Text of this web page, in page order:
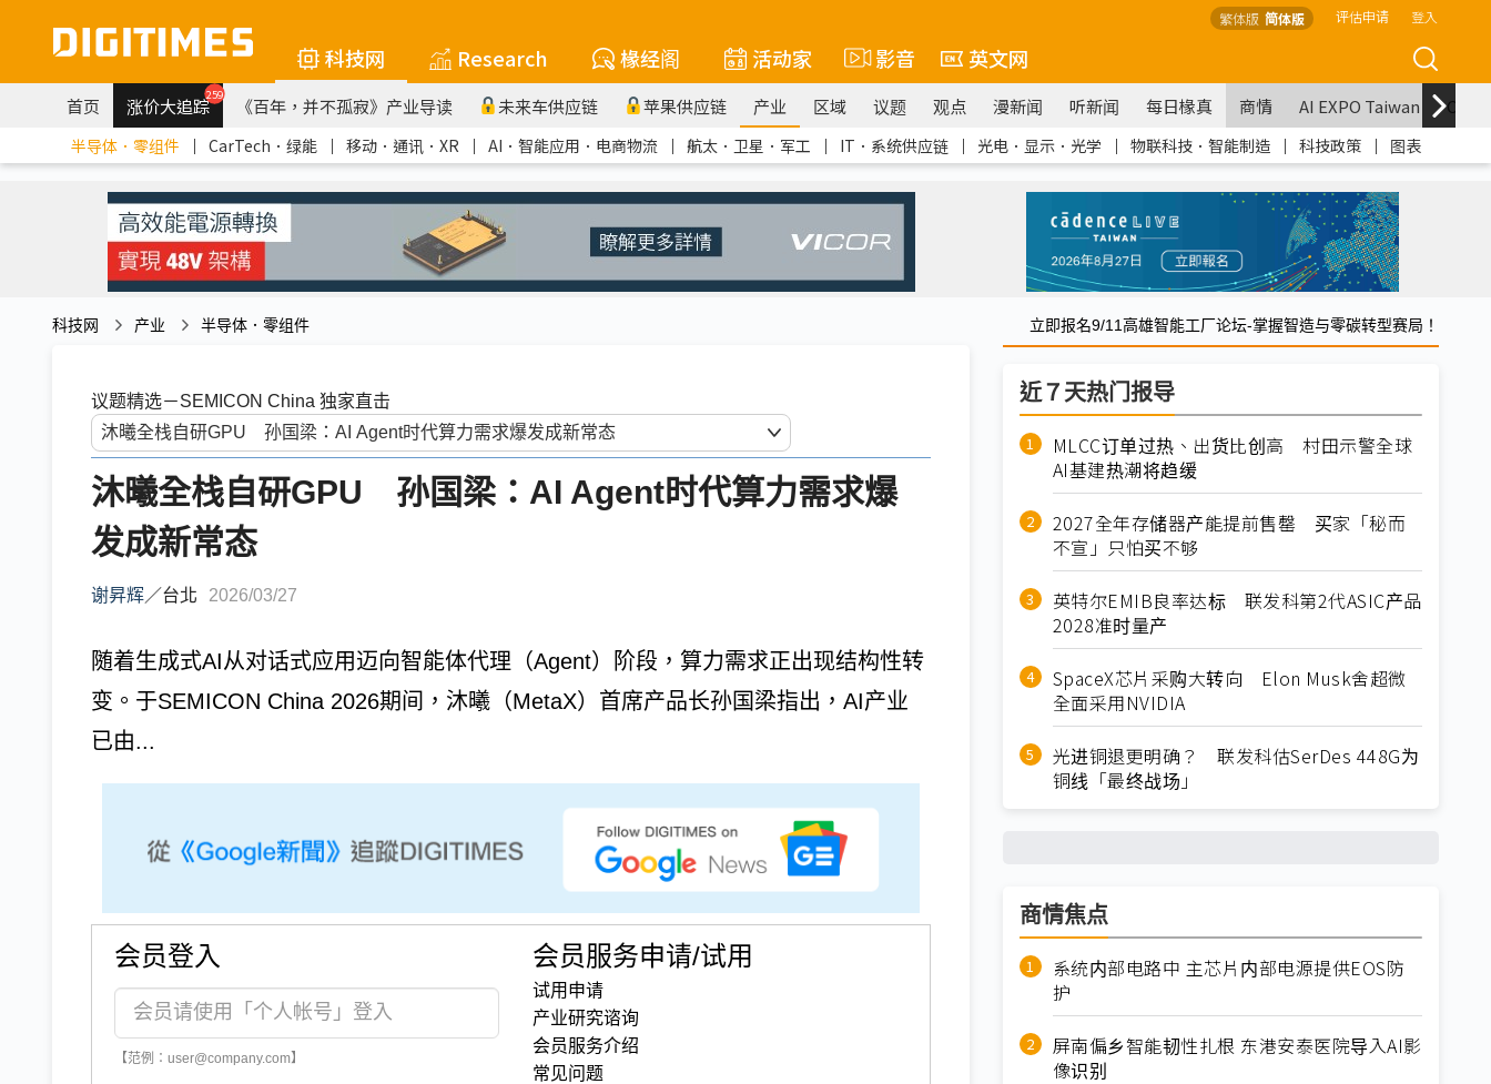
繁体版 简体版 评估申请 登入
科技网 Research 椽经阁 活动家 影音 英文网
首页 涨价大追踪259 《百年，并不孤寂》产业导读 未来车供应链 苹果供应链 产业 区域 议题 观点 漫新闻 听新闻 每日椽真 商情 AI EXPO Taiwan
半导体．零组件 ｜ CarTech．绿能 ｜ 移动．通讯．XR ｜ AI．智能应用．电商物流 ｜ 航太．卫星．军工 ｜ IT．系统供应链 ｜ 光电．显示．光学 ｜ 物联科技．智能制造 ｜ 科技政策 ｜ 图表
科技网 产业 半导体．零组件 立即报名9/11高雄智能工厂论坛-掌握智造与零碳转型赛局！
议题精选－SEMICON China 独家直击
沐曦全栈自研GPU 孙国梁：AI Agent时代算力需求爆
发成新常态
谢昇辉／台北 2026/03/27
随着生成式AI从对话式应用迈向智能体代理（Agent）阶段，算力需求正出现结构性转
变。于SEMICON China 2026期间，沐曦（MetaX）首席产品长孙国梁指出，AI产业
已由...
会员登入
【范例：user@company.com】
会员服务申请/试用
试用申请
产业研究谘询
会员服务介绍
常见问题
近７天热门报导
MLCC订单过热、出货比创高 村田示警全球
AI基建热潮将趋缓
2027全年存储器产能提前售罄 买家「秘而
不宣」只怕买不够
英特尔EMIB良率达标 联发科第2代ASIC产品
2028准时量产
SpaceX芯片采购大转向 Elon Musk舍超微
全面采用NVIDIA
光进铜退更明确？ 联发科估SerDes 448G为
铜线「最终战场」
商情焦点
系统内部电路中 主芯片内部电源提供EOS防
护
屏南偏乡智能韧性扎根 东港安泰医院导入AI影
像识别